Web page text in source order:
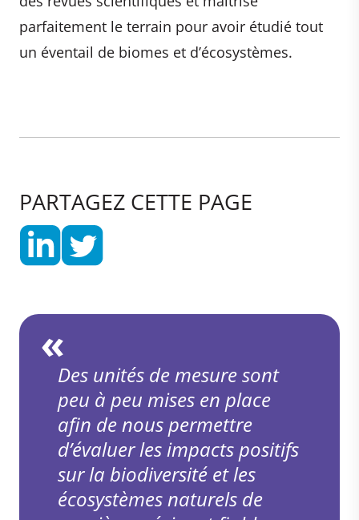
parfaitement le terrain pour avoir étudié tout
un éventail de biomes et d’écosystèmes.
PARTAGEZ CETTE PAGE
Des unités de mesure sont
peu à peu mises en place
afin de nous permettre
d’évaluer les impacts positifs
sur la biodiversité et les
écosystèmes naturels de